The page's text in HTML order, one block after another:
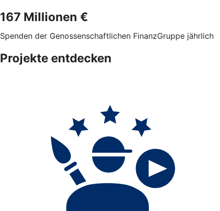
167 Millionen €
Spenden der Genossenschaftlichen FinanzGruppe jährlich
Projekte entdecken